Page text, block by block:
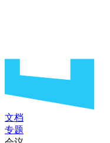
文档
专题